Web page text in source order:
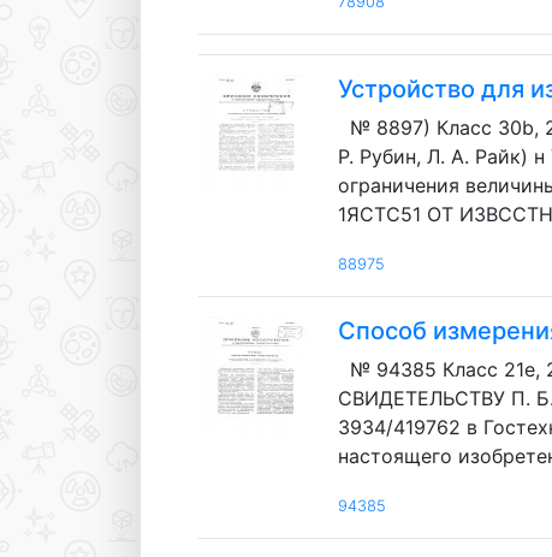
Устройство для
№ 8897) Класс
P. Рубин, Л. A. Райк)
ограничения
1ЯСТС51 OT
88975
Способ
№ 94385 Класс
СВИДЕТЕЛЬСТВУ П.
3934/419762 в
настоящего
94385